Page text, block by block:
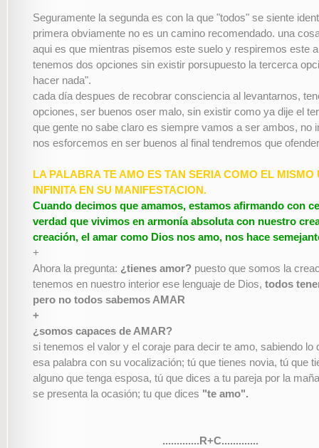
Seguramente la segunda es con la que "todos" se siente
primera obviamente no es un camino recomendado. una
aqui es que mientras pisemos este suelo y respiremos este
tenemos dos opciones sin existir porsupuesto la tercerca
hacer nada".
cada día despues de recobrar consciencia al levantarnos,
opciones, ser buenos oser malo, sin existir como ya dije el
que gente no sabe claro es siempre vamos a ser ambos, no
nos esforcemos en ser buenos al final tendremos que
LA PALABRA TE AMO ES TAN SERIA COMO EL MISMO
INFINITA EN SU MANIFESTACION.
Cuando decimos que amamos, estamos afirmando con
verdad que vivimos en armonía absoluta con nuestro
creación, el amar como Dios nos amo, nos hace
+
Ahora la pregunta: ¿tienes amor? puesto que somos la
tenemos en nuestro interior ese lenguaje de Dios, todos
pero no todos sabemos AMAR
+
¿somos capaces de AMAR?
si tenemos el valor y el coraje para decir te amo, sabiendo lo
esa palabra con su vocalización; tú que tienes novia, tú que
alguno que tenga esposa, tú que dices a tu pareja por la
se presenta la ocasión; tu que dices "te amo".
.............R+C.............